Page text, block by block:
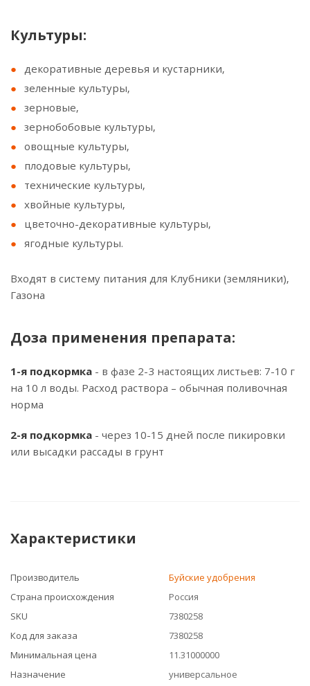
Культуры:
декоративные деревья и кустарники,
зеленные культуры,
зерновые,
зернобобовые культуры,
овощные культуры,
плодовые культуры,
технические культуры,
хвойные культуры,
цветочно-декоративные культуры,
ягодные культуры.
Входят в систему питания для Клубники (земляники),
Газона
Доза применения препарата:
1-я подкормка - в фазе 2-3 настоящих листьев: 7-10 г
на 10 л воды. Расход раствора – обычная поливочная
норма
2-я подкормка - через 10-15 дней после пикировки
или высадки рассады в грунт
Характеристики
Производитель
Буйские удобрения
Страна происхождения
Россия
SKU
7380258
Код для заказа
7380258
Минимальная цена
11.31000000
Назначение
универсальное